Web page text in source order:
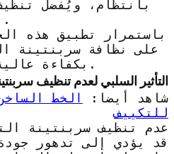
بانتظام، ويُفضل
الهوائية بشكل دوري.
باستمرار تطبيق هذه
على نظافة سربنتينة
بكفاءة عالية على المدى الطويل.
التأثير السلبي لعدم تنظيف
شاهد أيضا:
الخط
للتكييف
عدم تنظيف سربنتينة
قد يؤدي إلى تدهور